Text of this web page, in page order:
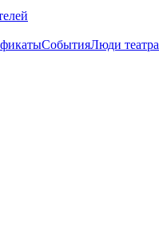
СобытияЛюди театра